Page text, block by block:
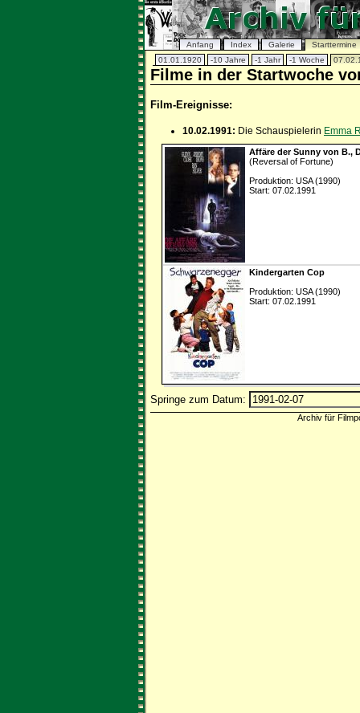
Anfang Index Galerie
Starttermine
01.01.1920
-10 Jahre -1 Jahr -1 Woche
Filme in der Startwoche
Film-Ereignisse:
10.02.1991: Die Schauspielerin Emma
Affäre der Sunny von B.,
(Reversal of Fortune)
Produktion: USA (1990)
Start: 07.02.1991
Kindergarten Cop
Produktion: USA (1990)
Start: 07.02.1991
Springe zum Datum:
Archiv für